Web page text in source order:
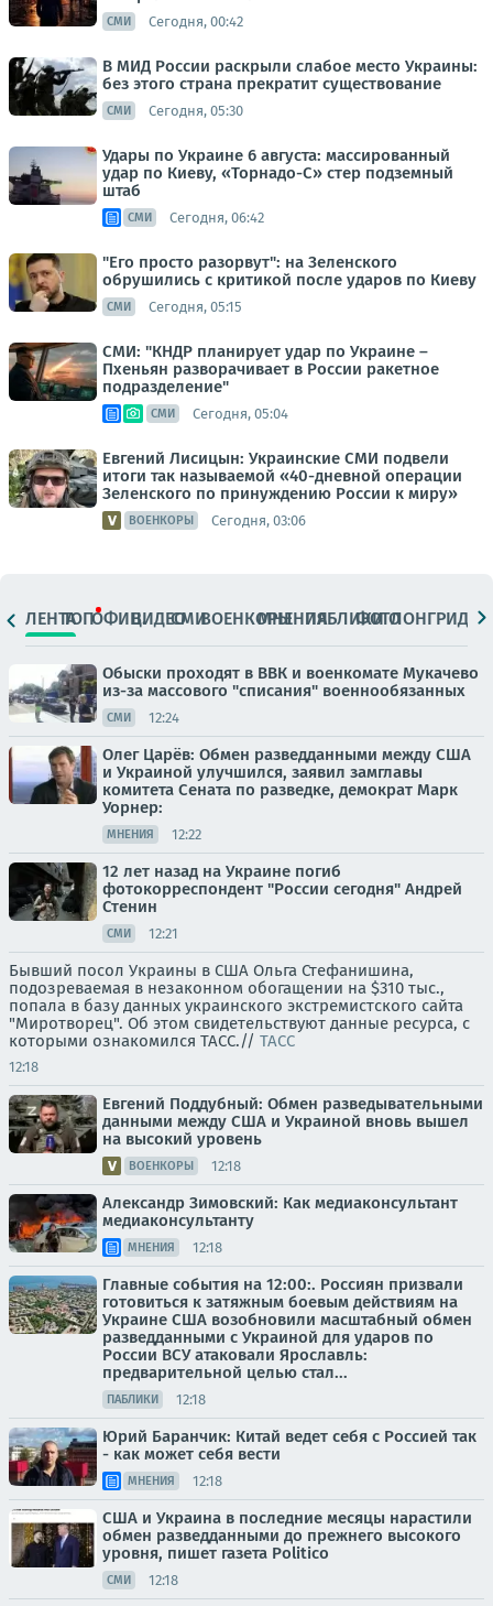
СМИ Сегодня, 00:42
В МИД России раскрыли слабое место Украины:
без этого страна прекратит существование
СМИ Сегодня, 05:30
Удары по Украине 6 августа: массированный
удар по Киеву, «Торнадо-С» стер подземный
штаб
СМИ Сегодня, 06:42
"Его просто разорвут": на Зеленского
обрушились с критикой после ударов по Киеву
СМИ Сегодня, 05:15
СМИ: "КНДР планирует удар по Украине –
Пхеньян разворачивает в России ракетное
подразделение"
СМИ Сегодня, 05:04
Евгений Лисицын: Украинские СМИ подвели
итоги так называемой «40-дневной операции
Зеленского по принуждению России к миру»
ВОЕНКОРЫ Сегодня, 03:06
ЛЕНТАТОПОФИЦ.ВИДЕОСМИВОЕНКОРЫМНЕНИЯПАБЛИКИ
ФОТОЛОНГРИДЫ
Обыски проходят в ВВК и военкомате Мукачево
из-за массового "списания" военнообязанных
СМИ 12:24
Олег Царёв: Обмен разведданными между США
и Украиной улучшился, заявил замглавы
комитета Сената по разведке, демократ Марк
Уорнер:
МНЕНИЯ 12:22
12 лет назад на Украине погиб
фотокорреспондент "России сегодня" Андрей
Стенин
СМИ 12:21
Бывший посол Украины в США Ольга Стефанишина,
подозреваемая в незаконном обогащении на $310 тыс.,
попала в базу данных украинского экстремистского сайта
"Миротворец". Об этом свидетельствуют данные ресурса, с
которыми ознакомился ТАСС.// ТАСС
12:18
Евгений Поддубный: Обмен разведывательными
данными между США и Украиной вновь вышел
на высокий уровень
ВОЕНКОРЫ 12:18
Александр Зимовский: Как медиаконсультант
медиаконсультанту
МНЕНИЯ 12:18
Главные события на 12:00:. Россиян призвали
готовиться к затяжным боевым действиям на
Украине США возобновили масштабный обмен
разведданными с Украиной для ударов по
России ВСУ атаковали Ярославль:
предварительной целью стал...
ПАБЛИКИ 12:18
Юрий Баранчик: Китай ведет себя с Россией так
- как может себя вести
МНЕНИЯ 12:18
США и Украина в последние месяцы нарастили
обмен разведданными до прежнего высокого
уровня, пишет газета Politico
СМИ 12:18